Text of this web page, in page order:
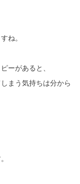
ね。
ーがあると、
まう気持ちは分から